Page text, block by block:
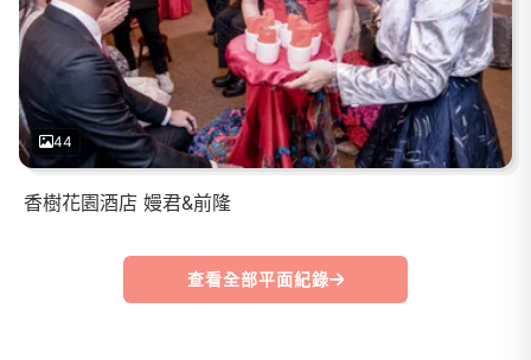
44
香樹花園酒店 嫚君&前隆
查看全部平面紀錄